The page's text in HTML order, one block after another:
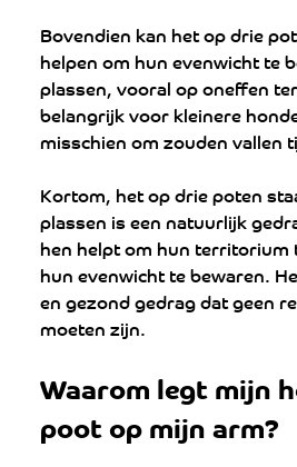
Bovendien kan het op drie
helpen om hun evenwicht te
plassen, vooral op oneffen
belangrijk voor kleinere
misschien om zouden vallen
Kortom, het op drie poten
plassen is een natuurlijk
hen helpt om hun territorium
hun evenwicht te bewaren.
en gezond gedrag dat geen
moeten zijn.
Waarom legt mijn
poot op mijn arm?